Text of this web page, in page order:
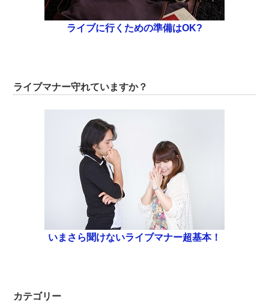
ライブに行くための準備はOK?
ライブマナー守れていますか？
いまさら聞けないライブマナー超基本！
カテゴリー